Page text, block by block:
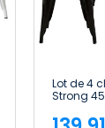
Lot de 4
Strong